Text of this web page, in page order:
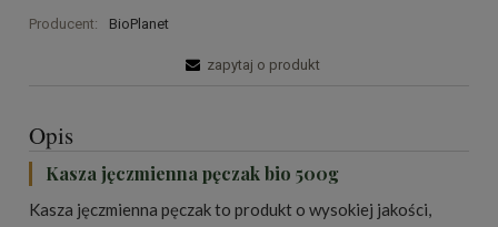
Producent: BioPlanet
zapytaj o produkt
Opis
Kasza jęczmienna pęczak bio 500g
Kasza jęczmienna pęczak to produkt o wysokiej jakości,